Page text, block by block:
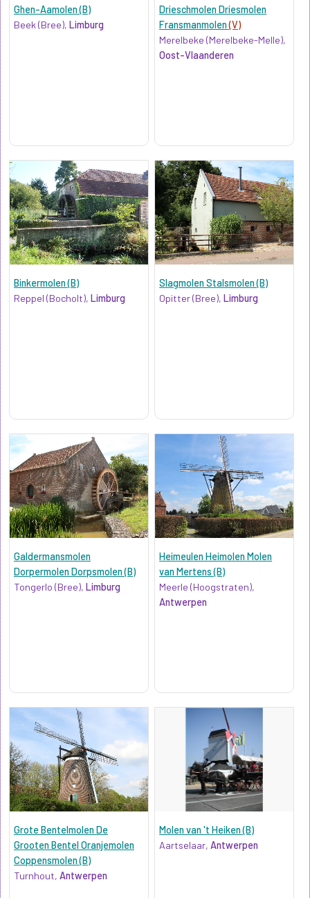
Ghen-Aamolen (B)
Beek (Bree), Limburg
Drieschmolen Driesmolen
Fransmanmolen(V)
Merelbeke (Merelbeke-Melle),
Oost-Vlaanderen
Binkermolen (B)
Reppel (Bocholt), Limburg
Slagmolen Stalsmolen (B)
Opitter (Bree),Limburg
Galdermansmolen
Dorpermolen Dorpsmolen (B)
Tongerlo (Bree), Limburg
Heimeulen Heimolen Molen
van Mertens (B)
Meerle (Hoogstraten),
Antwerpen
Grote Bentelmolen De
Grooten Bentel Oranjemolen
Coppensmolen (B)
Turnhout, Antwerpen
Molen van 't Heiken (B)
Aartselaar,Antwerpen